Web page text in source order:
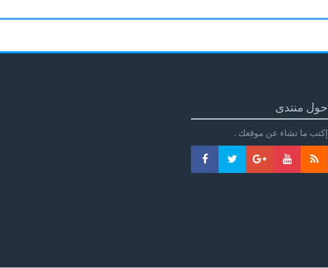
حول منتدى
إكتب ما تشاء عن موقغك .